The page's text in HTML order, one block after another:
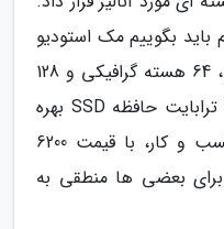
باید بگوییم مک استودیو
با M1 اولترا از 20 هسته پردازشی، 64 هسته گرافیکی و 128
گیگابایت حافظه رم یکپارچه و 2 ترابایت حافظه SSD بهره
می برد. بنابراین برای اهداف کسب و کار، با قیمت 6200
بعضی ها منطقی به